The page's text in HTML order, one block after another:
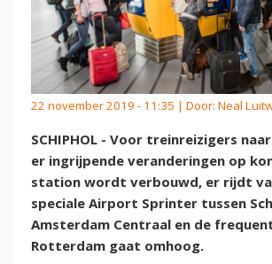
22 november 2019 - 11:35 | Door: Neal
SCHIPHOL - Voor treinreizigers
er ingrijpende veranderingen op
station wordt verbouwd, er rijdt
speciale Airport Sprinter tussen
Amsterdam Centraal en de
Rotterdam gaat omhoog.